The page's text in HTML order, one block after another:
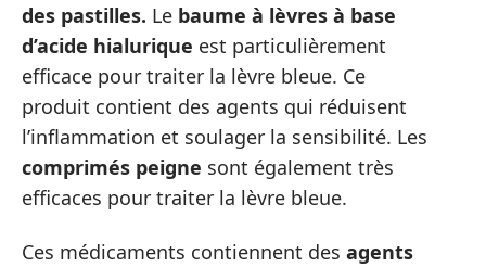
des pastilles. Le baume à lèvres à base
d’acide hialurique est particulièrement
efficace pour traiter la lèvre bleue. Ce
produit contient des agents qui réduisent
l’inflammation et soulager la sensibilité. Les
comprimés peigne sont également très
efficaces pour traiter la lèvre bleue.
Ces médicaments contiennent des agents